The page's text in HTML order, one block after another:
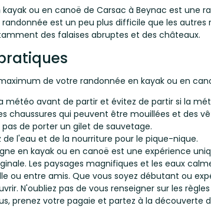
kayak ou en canoë de Carsac à Beynac est une
est un peu plus difficile que les
des falaises abruptes et des châteaux.
de votre randonnée en kayak ou en
météo avant de partir et évitez de partir si la
chaussures qui peuvent être mouillées et des
pas de porter un gilet de sauvetage.
de l'eau et de la nourriture pour le pique-nique.
en kayak ou en canoë est une expérience
Les paysages magnifiques et les eaux
ou entre amis. Que vous soyez débutant ou
N'oubliez pas de vous renseigner sur les
prenez votre pagaie et partez à la découverte